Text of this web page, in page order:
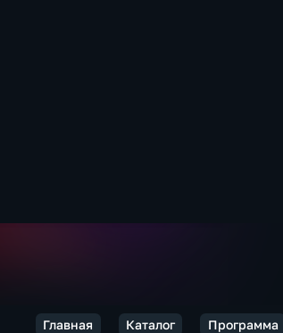
Главная Каталог Программа